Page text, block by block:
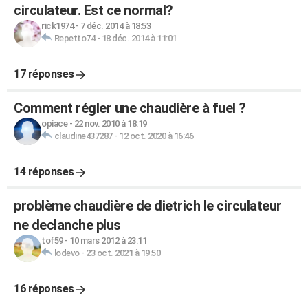
circulateur. Est ce normal?
rick1974- 7 déc. 2014 à 18:53
Repetto74- 18 déc. 2014 à 11:01
17 réponses
Comment régler une chaudière à fuel ?
opiace- 22 nov. 2010 à 18:19
claudine437287- 12 oct. 2020 à 16:46
14 réponses
problème chaudière de dietrich le circulateur
ne declanche plus
tof59- 10 mars 2012 à 23:11
lodevo- 23 oct. 2021 à 19:50
16 réponses